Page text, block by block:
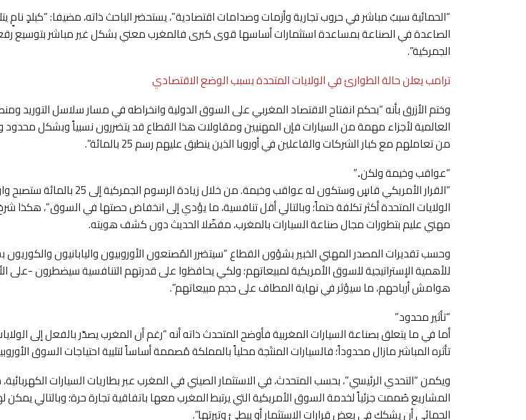
“الحمائية سببٌ مباشر في حروب تجارية وأزمات وصدامات اقتصادية”، يستحضر الباحث ذاته، مضيفا: “كبلدٍ
الصاعدة في الصناعة بمساعدة استثمارات أساسها قوى كبرى فالمغرب معني بشكل غير مباشر بتوسيع
الجمركية”.
ترامب يعلن حالة الطوارئ في الولايات المتحدة بسبب الوضع الاقتصادي
وختم الأزرق بأنه “بحكم انفتاح الاقتصاد المغربي على السوق الدولية وانخراطه في مسار سلاسل التوريد
العالمية لأجزاء مهمة من السيارات فإن المهنيين ومقاولات هذا القطاع قد يتضررون نسبياً وبشكل محدود
من تعاملهم مع كبار الشركات والفاعلين في أوروبا الذين ينطبق عليهم رسم 25 بالمائة”.
“عواقب وخيمة ولكن..”
“القرار الأمريكي قاسٍ وستكون له عواقب وخيمة. من خلال
الولايات المتحدة أكثر تكلفة حتماً؛ وبالتالي أقل تنافسية، ما يؤدي إلى انخفاض حصتها في السوق”،
مهني عليم بتطورات مجال صناعة السيارات بالمغرب، مفضّلا الحديث دون كشف هويته.
وحسب تقديرات المصدر المهني الخبير بشؤون القطاع “سيتضرر المُصنعون الأوروبيون واليابانيون
للأهمية الإستراتيجية للسوق الأمريكية لمبيعاتهم؛ ولكي يحافظوا على قدرتهم التنافسية سيضطرون -على
هوامش أرباحهم، ما سيؤثر في نهاية المطاف على حجم مبيعاتهم”.
“تأثير محدود”
أما في ما يتعلق بصناعة السيارات المغربية فأوضح المتحدث ذاته أنه “رغم أن المغرب يصدّر بالفعل إلى
تأثره المباشر مازال محدوداً؛ فالسيارات المنتَجة محلياً بالمملكة مُصممة أساساً لتلبية احتياجات السوق
ويكمن “التحدي الرئيسي”، بحسب المتحدث، في الاستثمار الصيني في المغرب عبر بطاريات السيارات
المشاريع صُممت جزئياً لخدمة السوق الأمريكية التي يرتبط المغرب معها باتفاقية تجارة حرة؛ وبالتالي يمكن
الحمائي أن يشكك في بعض قرارات الاستثمار أو يبطئ وتيرتها”.